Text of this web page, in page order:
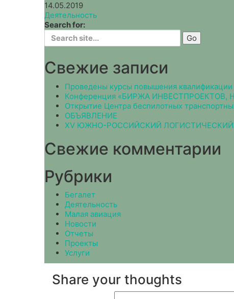
14.05.2019
Деятельность
Search for:
Свежие записи
Проведены курсы повышения квалификации
Конференция «БИРЖА
Открытие Центра беспилотных
ОБЪЯВЛЕНИЕ
XV ЮЖНО-РОССИЙСКИЙ
Свежие комментарии
Рубрики
Бегалет
Деятельность
Малая авиация
Новости
Отчеты
Проекты
Услуги
Share your thoughts